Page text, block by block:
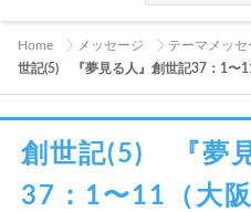
Home メッセージ テーマメッセ
世記(5) 『夢見る人』創世記37：1〜
創世記(5) 『夢
37：1〜11（大阪